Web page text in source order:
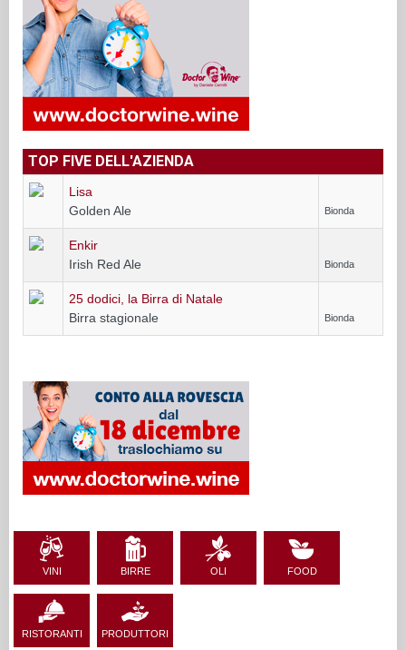
TOP FIVE DELL'AZIENDA
Lisa
Golden Ale
Bionda
Enkir
Irish Red Ale
Bionda
25 dodici, la Birra di Natale
Birra stagionale
Bionda
VINI BIRRE OLI FOOD
RISTORANTI PRODUTTORI